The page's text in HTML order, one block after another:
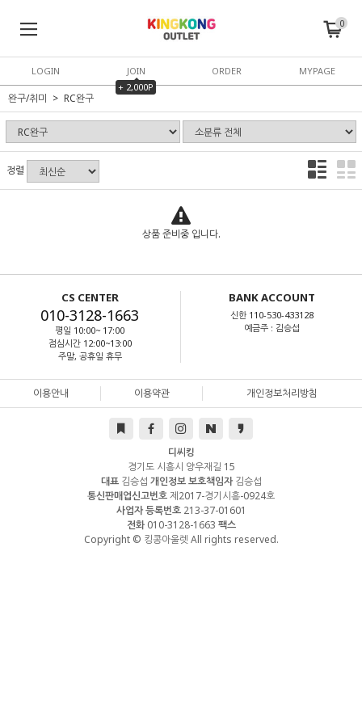
0
LOGIN
JOIN
+ 2,000P
ORDER MYPAGE
완구/취미 RC완구
정렬
상품 준비중 입니다.
CS CENTER
010-3128-1663
평일 10:00~ 17:00
점심시간 12:00~13:00
주말, 공휴일 휴무
BANK ACCOUNT
신한 110-530-433128
예금주 : 김승섭
이용안내 이용약관 개인정보처리방침
디씨킹
경기도 시흥시 양우재길 15
대표김승섭 개인정보 보호책임자김승섭
통신판매업신고번호제2017-경기시흥-0924호
사업자 등록번호213-37-01601
전화010-3128-1663 팩스
Copyright © 킹콩아울렛 All rights reserved.